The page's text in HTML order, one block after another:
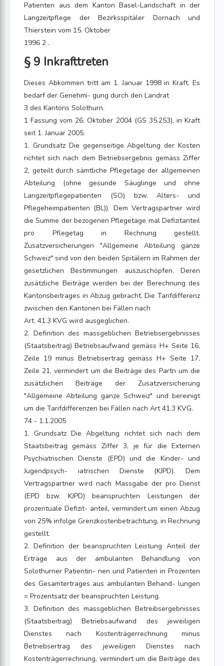
Patienten aus dem Kanton Basel-Landschaft in der
Langzeitpflege der Bezirksspitäler Dornach und
Thierstein vom 15. Oktober
1996 2 .
§ 9 Inkrafttreten
Dieses Abkommen tritt am 1. Januar 1998 in Kraft. Es
bedarf der Genehmi- gung durch den Landrat
3 des Kantons Solothurn.
1 Fassung vom 26. Oktober 2004 (GS 35.253), in Kraft
seit 1. Januar 2005.
1. Grundsatz Die gegenseitige Abgeltung der Kosten
richtet sich nach dem Betriebsergebnis gemäss Ziffer
2, geteilt durch sämtliche Pflegetage der allgemeinen
Abteilung (ohne gesunde Säuglinge und ohne
Langzeitpflegepatienten (SO) bzw. Alters- und
Pflegeheimpatienten (BL)). Dem Vertragspartner wird
die Summe der bezogenen Pflegetage mal Defizitanteil
pro Pflegetag in Rechnung gestellt.
Zusatzversicherungen "Allgemeine Abteilung ganze
Schweiz" sind von den beiden Spitälern im Rahmen der
gesetzlichen Bestimmungen auszuschöpfen. Deren
zusätzliche Beiträge werden bei der Berechnung des
Kantonsbeitrages in Abzug gebracht. Die Tarifdifferenz
zwischen den Kantonen bei Fällen nach
Art. 41.3 KVG wird ausgeglichen.
2. Definition des massgeblichen Betriebsergebnisses
(Staatsbeitrag) Betriebsaufwand gemäss H+ Seite 16,
Zeile 19 minus Betriebsertrag gemäss H+ Seite 17,
Zeile 21, vermindert um die Beiträge des Partn um die
zusätzlichen Beiträge der Zusatzversicherung
"Allgemeine Abteilung ganze Schweiz" und bereinigt
um die Tarifdifferenzen bei Fällen nach Art 41.3 KVG.
74 - 1.1.2005
1. Grundsatz Die Abgeltung richtet sich nach dem
Staatsbeitrag gemäss Ziffer 3, je für die Externen
Psychiatrischen Dienste (EPD) und die Kinder- und
Jugendpsych- iatrischen Dienste (KJPD). Dem
Vertragspartner wird nach Massgabe der pro Dienst
(EPD bzw. KJPD) beanspruchten Leistungen der
prozentuale Defizit- anteil, vermindert um einen Abzug
von 25% infolge Grenzkostenbetrachtung, in Rechnung
gestellt.
2. Definition der beanspruchten Leistung Anteil der
Erträge aus der ambulanten Behandlung von
Solothurner Patientin- nen und Patienten in Prozenten
des Gesamtertrages aus ambulanten Behand- lungen
= Prozentsatz der beanspruchten Leistung.
3. Definition des massgeblichen Betreibsergebnisses
(Staatsbeitrag) Betriebsaufwand des jeweiligen
Dienstes nach Kostenträgerrechnung minus
Betriebsertrag des jeweiligen Dienstes nach
Kostenträgerrechnung, vermindert um die Beiträge des